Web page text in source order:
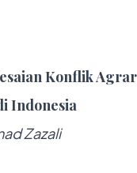
Konflik
Indonesia
Zazali